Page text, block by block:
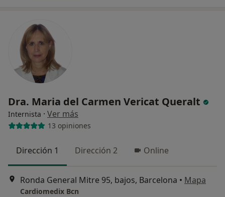
Dra. Maria del Carmen Vericat Queralt
Internista · Ver más
13 opiniones
Dirección 1 Dirección 2 Online
Ronda General Mitre 95, bajos, Barcelona • Mapa
Cardiomedix Bcn